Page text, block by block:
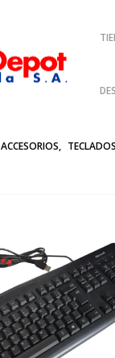
ACCESORIOS, TECLADOS